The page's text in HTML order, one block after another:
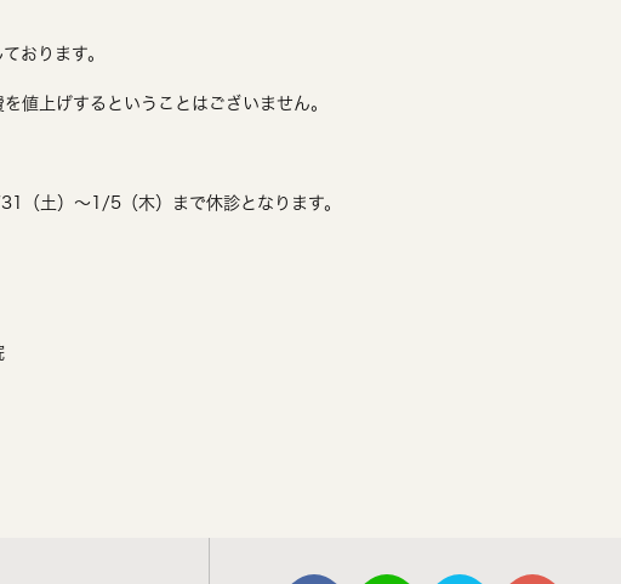
おります。
値上げするということはございません。
（土）～1/5（木）まで休診となります。